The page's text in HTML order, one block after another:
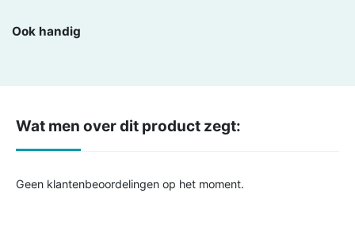
Ook handig
Wat men over dit product zegt:
Geen klantenbeoordelingen op het moment.